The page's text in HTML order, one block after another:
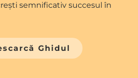
semnificativ succesul în
Ghidul